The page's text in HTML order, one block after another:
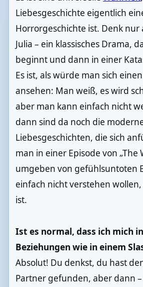
Liebesgeschichte eigentlich
Horrorgeschichte ist. Denk nur
Julia – ein klassisches Drama,
beginnt und dann in einer
Es ist, als würde man sich
ansehen: Man weiß, es wird
aber man kann einfach nicht
dann sind da noch die
Liebesgeschichten, die sich
man in einer Episode von „The
umgeben von gefühlsuntoten
einfach nicht verstehen wollen,
ist.
Ist es normal, dass ich mich
Beziehungen wie in einem
Absolut! Du denkst, du hast
Partner gefunden, aber dann –